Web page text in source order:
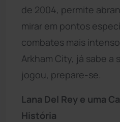
de 2004, permite
mirar em pontos
combates mais
Arkham City, já sabe a
jogou, prepare-se.
Lana Del Rey e uma
História